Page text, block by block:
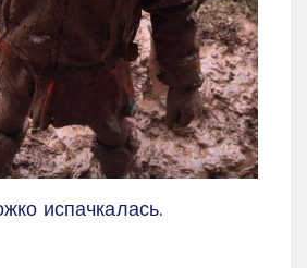
испачкалась.